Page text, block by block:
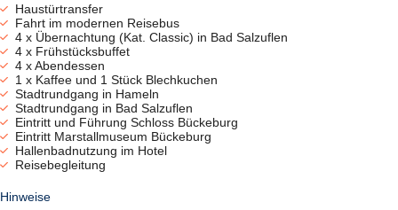
Haustürtransfer
Fahrt im modernen Reisebus
4 x Übernachtung (Kat. Classic) in Bad Salzuflen
4 x Frühstücksbuffet
4 x Abendessen
1 x Kaffee und 1 Stück Blechkuchen
Stadtrundgang in Hameln
Stadtrundgang in Bad Salzuflen
Eintritt und Führung Schloss Bückeburg
Eintritt Marstallmuseum Bückeburg
Hallenbadnutzung im Hotel
Reisebegleitung
Hinweise